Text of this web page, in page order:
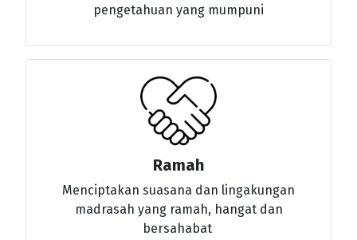
pengetahuan yang mumpuni
Ramah
Menciptakan suasana dan lingakungan
madrasah yang ramah, hangat dan
bersahabat